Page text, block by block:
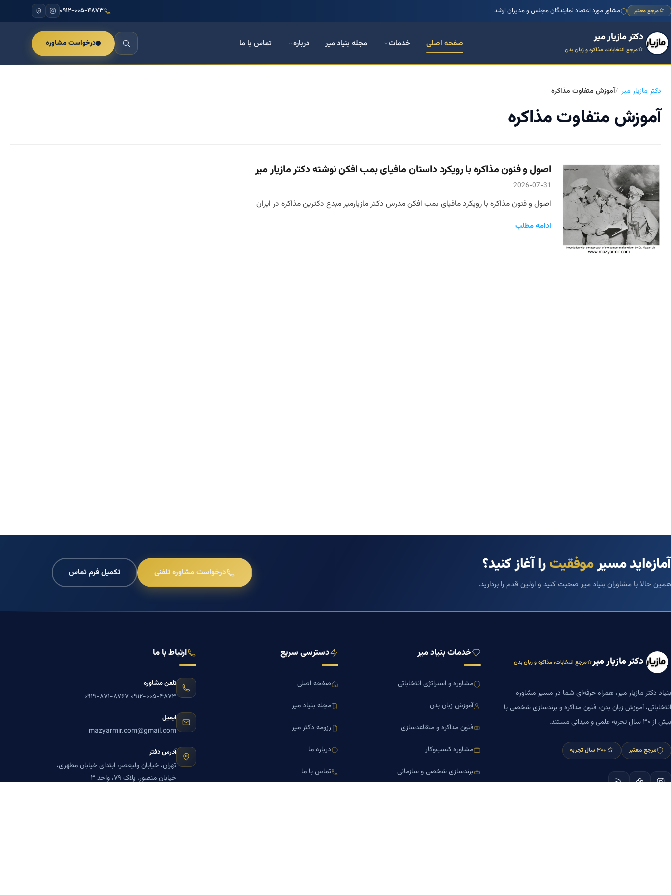
مرجع معتبر مشاور مورد اعتماد نمایندگان مجلس و مدیران ارشد ۰۹۱۲-۰۰۵-۴۸۷۳
دکتر مازیار میر
مرجع انتخابات، مذاکره و زبان بدن
صفحه اصلی خدمات مجله بنیاد میر درباره تماس با ما درخواست مشاوره
دکتر مازیار میر آموزش متفاوت مذاکره
آموزش متفاوت مذاکره
اصول و فنون مذاکره با رویکرد داستان مافیای بمب افکن نوشته دکتر مازیار میر
2026-07-31
اصول و فنون مذاکره با رویکرد مافیای بمب افکن مدرس دکتر مازیارمیر مبدع دکترین مذاکره در ایران
ادامه مطلب
آمازه‌اید مسیرموفقیترا آغاز کنید؟
همین حالا با مشاوران بنیاد میر صحبت کنید و اولین قدم را بردارید.
درخواست مشاوره تلفنی تکمیل فرم تماس
دکتر مازیار میر مرجع انتخابات، مذاکره و زبان بدن
بنیاد دکتر مازیار میر، همراه حرفه‌ای شما در مسیر مشاوره
انتخاباتی، آموزش زبان بدن، فنون مذاکره و برندسازی شخصی با
بیش از ۳۰ سال تجربه علمی و میدانی مستند.
مرجع معتبر +۳۰ سال تجربه
خدمات بنیاد میر
مشاوره و استراتژی انتخاباتی
آموزش زبان بدن
فنون مذاکره و متقاعدسازی
مشاوره کسب‌وکار
برندسازی شخصی و سازمانی
دسترسی سریع
صفحه اصلی
مجله بنیاد میر
رزومه دکتر میر
درباره ما
تماس با ما
ارتباط با ما
تلفن مشاوره
۰۹۱۲-۰۰۵-۴۸۷۳ ۰۹۱۹-۸۷۱-۸۷۶۷
ایمیل
mazyarmir.com@gmail.com
آدرس دفتر
تهران، خیابان ولیعصر، ابتدای خیابان مطهری،
خیابان منصور، پلاک ۷۹، واحد ۳